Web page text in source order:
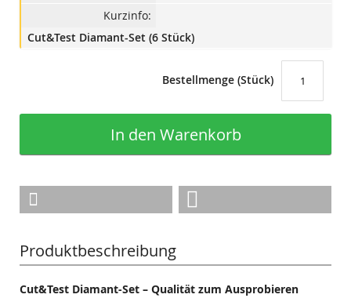
Kurzinfo:
Cut&Test Diamant-Set (6 Stück)
Bestellmenge (Stück)
In den Warenkorb
Produktbeschreibung
Cut&Test Diamant-Set – Qualität zum Ausprobieren